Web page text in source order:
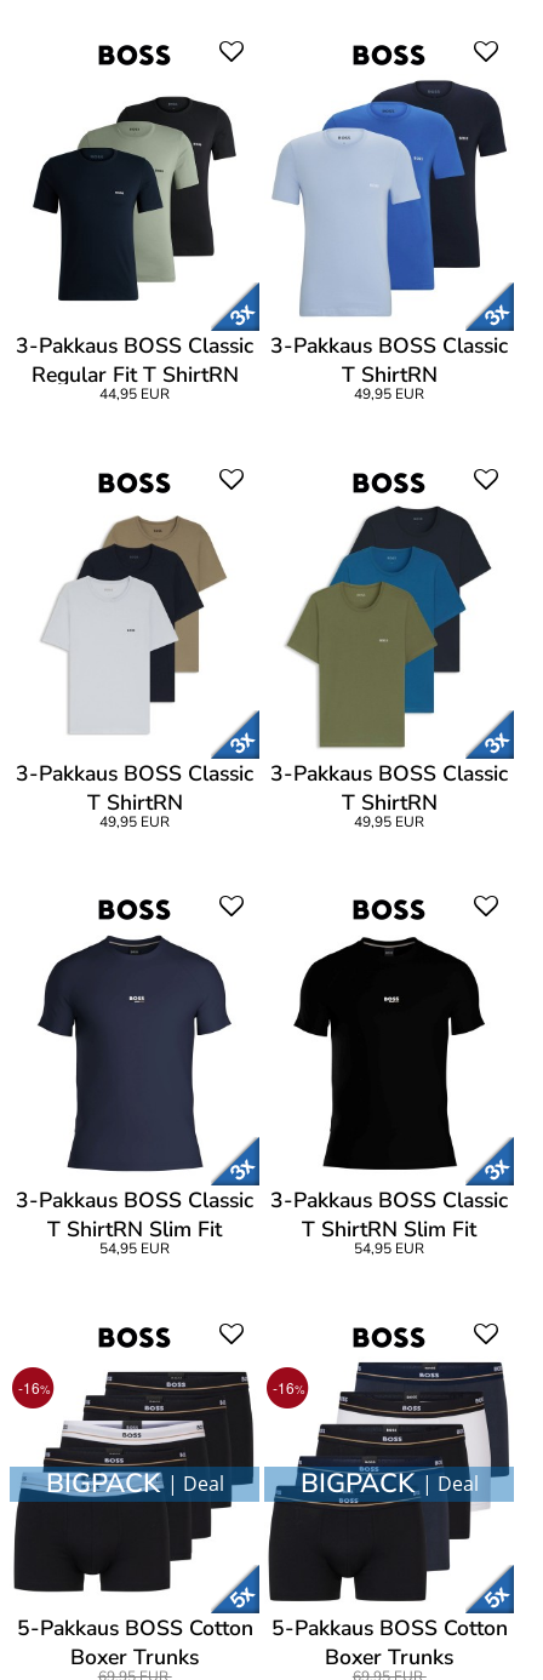
3-Pakkaus BOSS Classic
Regular Fit T ShirtRN
44,95 EUR
3-Pakkaus BOSS Classic
T ShirtRN
49,95 EUR
3-Pakkaus BOSS Classic
T ShirtRN
49,95 EUR
3-Pakkaus BOSS Classic
T ShirtRN
49,95 EUR
3-Pakkaus BOSS Classic
T ShirtRN Slim Fit
54,95 EUR
3-Pakkaus BOSS Classic
T ShirtRN Slim Fit
54,95 EUR
-16%
BIGPACK | Deal
5-Pakkaus BOSS Cotton
Boxer Trunks
69,95 EUR
-16%
BIGPACK| Deal
5-Pakkaus BOSS Cotton
Boxer Trunks
69,95 EUR